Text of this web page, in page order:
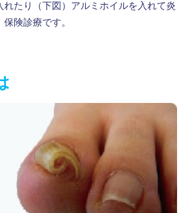
れたり（下図）アルミホイルを入れて炎
険診療です。